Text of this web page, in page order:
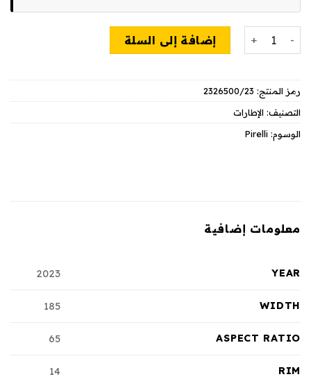
إضافة إلى السلة
رمز المنتج: 2326500/23
التصنيف: الإطارات
الوسوم: Pirelli
معلومات إضافية
YEAR
2023
WIDTH
185
ASPECT RATIO
65
RIM
14